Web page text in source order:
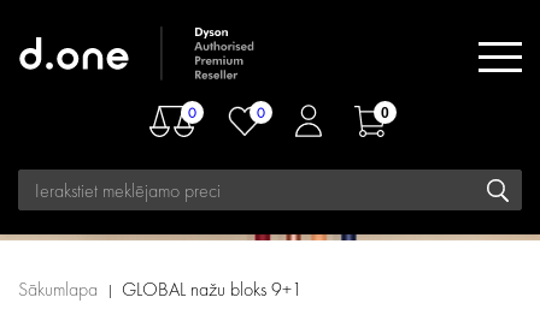
0 0 0
Sākumlapa GLOBAL nažu bloks 9+1